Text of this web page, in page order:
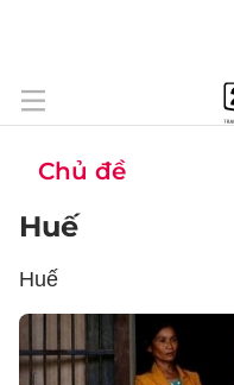
Chủ đề
Huế
Huế